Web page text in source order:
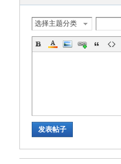
选择主题分类
发表帖子